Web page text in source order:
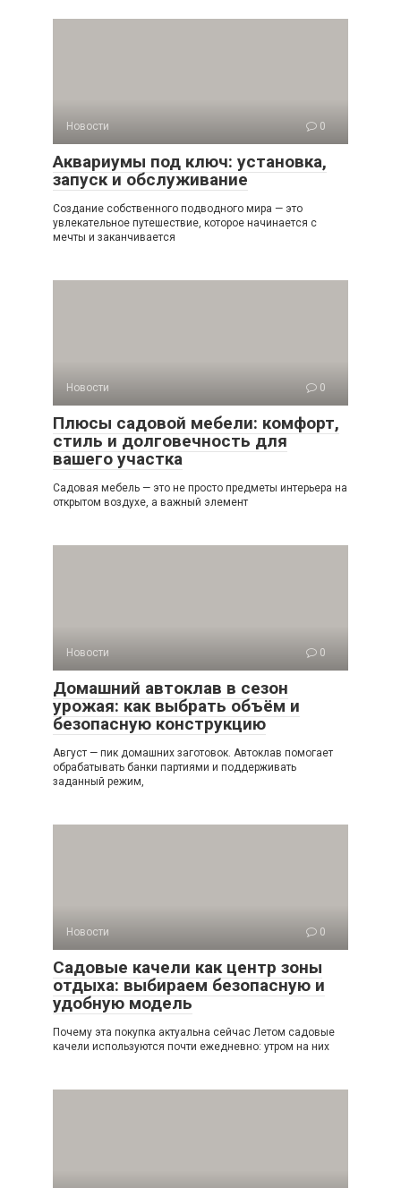
Новости 0
Аквариумы под ключ: установка,
запуск и обслуживание
Создание собственного подводного мира — это
увлекательное путешествие, которое начинается с
мечты и заканчивается
Новости 0
Плюсы садовой мебели: комфорт,
стиль и долговечность для
вашего участка
Садовая мебель — это не просто предметы интерьера на
открытом воздухе, а важный элемент
Новости 0
Домашний автоклав в сезон
урожая: как выбрать объём и
безопасную конструкцию
Август — пик домашних заготовок. Автоклав помогает
обрабатывать банки партиями и поддерживать
заданный режим,
Новости 0
Садовые качели как центр зоны
отдыха: выбираем безопасную и
удобную модель
Почему эта покупка актуальна сейчас Летом садовые
качели используются почти ежедневно: утром на них